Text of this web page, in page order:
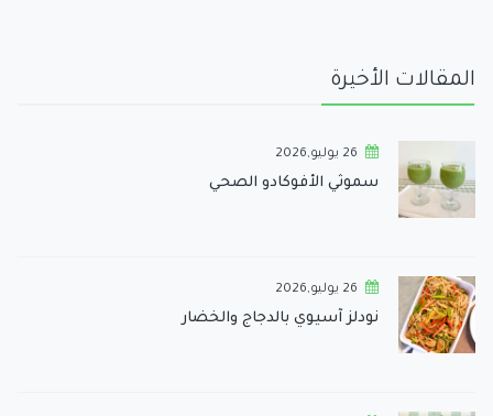
المقالات الأخيرة
26 يوليو,2026
سموثي الأفوكادو الصحي
26 يوليو,2026
نودلز آسيوي بالدجاج والخضار